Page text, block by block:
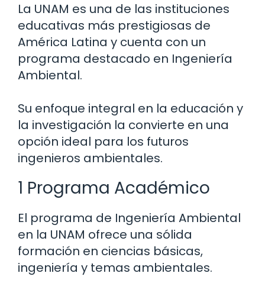
La UNAM es una de las instituciones
educativas más prestigiosas de
América Latina y cuenta con un
programa destacado en Ingeniería
Ambiental.
Su enfoque integral en la educación y
la investigación la convierte en una
opción ideal para los futuros
ingenieros ambientales.
1 Programa Académico
El programa de Ingeniería Ambiental
en la UNAM ofrece una sólida
formación en ciencias básicas,
ingeniería y temas ambientales.